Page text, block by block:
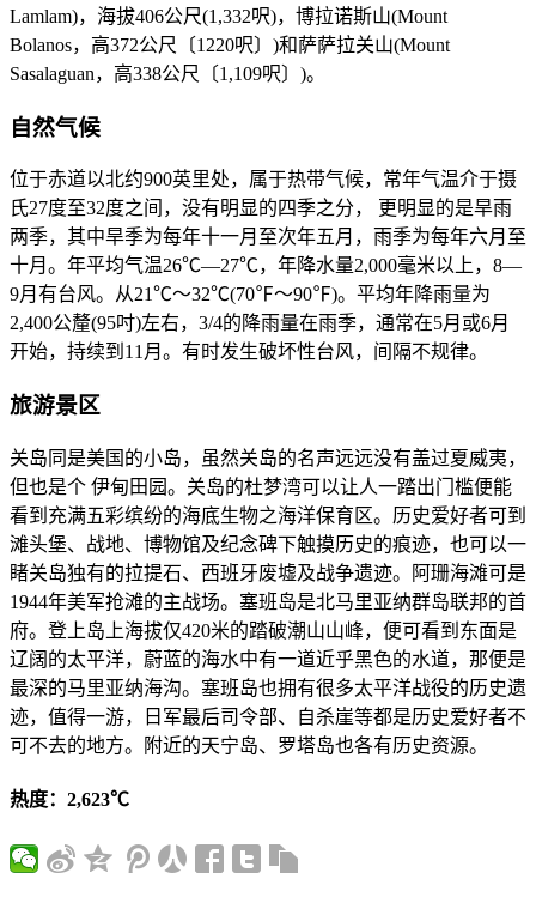
Lamlam)，海拔406公尺(1,332呎)，博拉诺斯山(Mount
Bolanos，高372公尺〔1220呎〕)和萨萨拉关山(Mount
Sasalaguan，高338公尺〔1,109呎〕)。
自然气候
位于赤道以北约900英里处，属于热带气候，常年气温介于摄
氏27度至32度之间，没有明显的四季之分， 更明显的是旱雨
两季，其中旱季为每年十一月至次年五月，雨季为每年六月至
十月。年平均气温26℃—27℃，年降水量2,000毫米以上，8—
9月有台风。从21℃～32℃(70℉～90℉)。平均年降雨量为
2,400公釐(95吋)左右，3/4的降雨量在雨季，通常在5月或6月
开始，持续到11月。有时发生破坏性台风，间隔不规律。
旅游景区
关岛同是美国的小岛，虽然关岛的名声远远没有盖过夏威夷，
但也是个 伊甸田园。关岛的杜梦湾可以让人一踏出门槛便能
看到充满五彩缤纷的海底生物之海洋保育区。历史爱好者可到
滩头堡、战地、博物馆及纪念碑下触摸历史的痕迹，也可以一
睹关岛独有的拉提石、西班牙废墟及战争遗迹。阿珊海滩可是
1944年美军抢滩的主战场。塞班岛是北马里亚纳群岛联邦的首
府。登上岛上海拔仅420米的踏破潮山山峰，便可看到东面是
辽阔的太平洋，蔚蓝的海水中有一道近乎黑色的水道，那便是
最深的马里亚纳海沟。塞班岛也拥有很多太平洋战役的历史遗
迹，值得一游，日军最后司令部、自杀崖等都是历史爱好者不
可不去的地方。附近的天宁岛、罗塔岛也各有历史资源。
热度：2,623℃